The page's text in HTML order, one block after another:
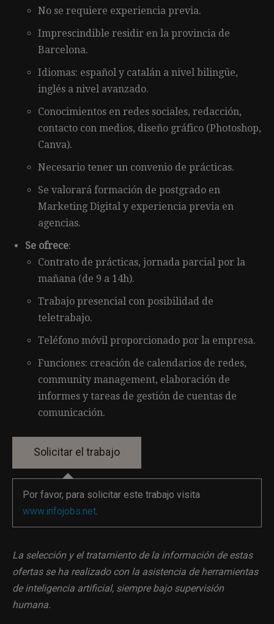
No se requiere experiencia previa.
Imprescindible residir en la provincia de
Barcelona.
Idiomas: español y catalán a nivel bilingüe,
inglés a nivel avanzado.
Conocimientos en redes sociales, redacción,
contacto con medios, diseño gráfico (Photoshop,
Canva).
Necesario tener un convenio de prácticas.
Se valorará formación de postgrado en
Marketing Digital y experiencia previa en
agencias.
Se ofrece:
Contrato de prácticas, jornada parcial por la
mañana (de 9 a 14h).
Trabajo presencial con posibilidad de
teletrabajo.
Teléfono móvil proporcionado por la empresa.
Funciones: creación de calendarios de redes,
community management, elaboración de
informes y tareas de gestión de cuentas de
comunicación.
Por favor, para solicitar este trabajo visita
www.infojobs.net.
La selección y el tratamiento de la información de estas
ofertas se ha realizado con la asistencia de herramientas
de inteligencia artificial, siempre bajo supervisión
humana.